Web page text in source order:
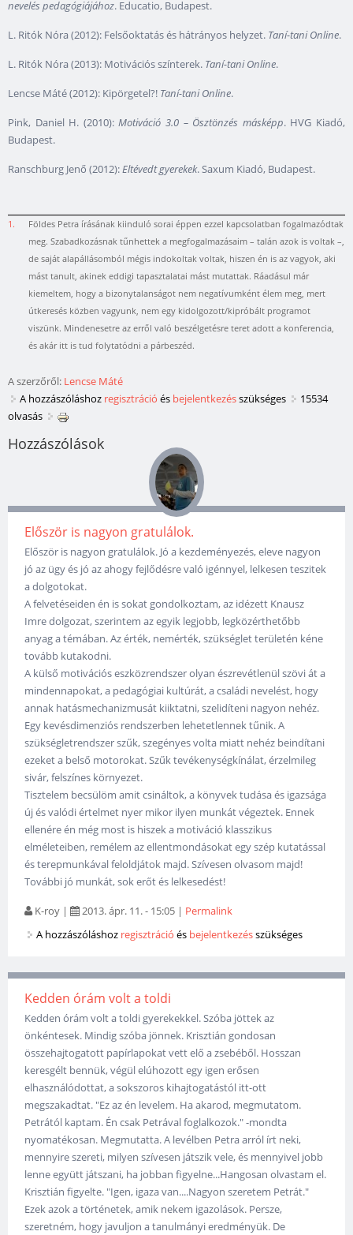
nevelés pedagógiájához. Educatio, Budapest.
L. Ritók Nóra (2012): Felsőoktatás és hátrányos helyzet. Taní-tani Online.
L. Ritók Nóra (2013): Motivációs színterek. Taní-tani Online.
Lencse Máté (2012): Kipörgetel?! Taní-tani Online.
Pink, Daniel H. (2010):Motiváció 3.0 – Ösztönzés másképp. HVG Kiadó,
Budapest.
Ranschburg Jenő (2012):Eltévedt gyerekek. Saxum Kiadó, Budapest.
1.
Földes Petra írásának kiinduló sorai éppen ezzel kapcsolatban fogalmazódtak
meg. Szabadkozásnak tűnhettek a megfogalmazásaim – talán azok is voltak –,
de saját alapállásomból mégis indokoltak voltak, hiszen én is az vagyok, aki
mást tanult, akinek eddigi tapasztalatai mást mutattak. Ráadásul már
kiemeltem, hogy a bizonytalanságot nem negatívumként élem meg, mert
útkeresés közben vagyunk, nem egy kidolgozott/kipróbált programot
viszünk. Mindenesetre az erről való beszélgetésre teret adott a konferencia,
és akár itt is tud folytatódni a párbeszéd.
A szerzőről: Lencse Máté
A hozzászóláshoz regisztráció és bejelentkezésszükséges
15534
olvasás
Hozzászólások
Először is nagyon gratulálok.
Először is nagyon gratulálok. Jó a kezdeményezés, eleve nagyon
jó az ügy és jó az ahogy fejlődésre való igénnyel, lelkesen teszitek
a dolgotokat.
A felvetéseiden én is sokat gondolkoztam, az idézett Knausz
Imre dolgozat, szerintem az egyik legjobb, legközérthetőbb
anyag a témában. Az érték, nemérték, szükséglet területén kéne
tovább kutakodni.
A külső motivációs eszközrendszer olyan észrevétlenül szövi át a
mindennapokat, a pedagógiai kultúrát, a családi nevelést, hogy
annak hatásmechanizmusát kiiktatni, szelidíteni nagyon nehéz.
Egy kevésdimenziós rendszerben lehetetlennek tűnik. A
szükségletrendszer szűk, szegényes volta miatt nehéz beindítani
ezeket a belső motorokat. Szűk tevékenységkínálat, érzelmileg
sivár, felszínes környezet.
Tisztelem becsülöm amit csináltok, a könyvek tudása és igazsága
új és valódi értelmet nyer mikor ilyen munkát végeztek. Ennek
ellenére én még most is hiszek a motiváció klasszikus
elméleteiben, remélem az ellentmondásokat egy szép kutatással
és terepmunkával feloldjátok majd. Szívesen olvasom majd!
További jó munkát, sok erőt és lelkesedést!
K-roy | 2013. ápr. 11. - 15:05 | Permalink
A hozzászóláshoz regisztráció és bejelentkezésszükséges
Kedden órám volt a toldi
Kedden órám volt a toldi gyerekekkel. Szóba jöttek az
önkéntesek. Mindig szóba jönnek. Krisztián gondosan
összehajtogatott papírlapokat vett elő a zsebéből. Hosszan
keresgélt bennük, végül elúhozott egy igen erősen
elhasználódottat, a sokszoros kihajtogatástól itt-ott
megszakadtat. "Ez az én levelem. Ha akarod, megmutatom.
Petrától kaptam. Én csak Petrával foglalkozok." -mondta
nyomatékosan. Megmutatta. A levélben Petra arról írt neki,
mennyire szereti, milyen szívesen játszik vele, és mennyivel jobb
lenne együtt játszani, ha jobban figyelne...Hangosan olvastam el.
Krisztián figyelte. "Igen, igaza van....Nagyon szeretem Petrát."
Ezek azok a történetek, amik nekem igazolások. Persze,
szeretném, hogy javuljon a tanulmányi eredményük. De